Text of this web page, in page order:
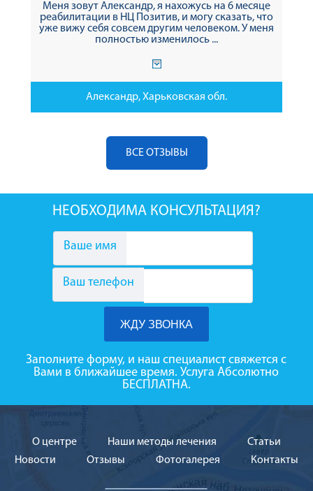
Меня зовут Александр, я нахожусь на 6 месяце
реабилитации в НЦ Позитив, и могу сказать, что
уже вижу себя совсем другим человеком. У меня
полностью изменилось ...
Александр, Харьковская обл.
ВСЕ ОТЗЫВЫ
НЕОБХОДИМА КОНСУЛЬТАЦИЯ?
Ваше имя
Ваш телефон
Заполните форму, и наш специалист свяжется с
Вами в ближайшее время. Услуга Абсолютно
БЕСПЛАТНА.
О центре Наши методы лечения
Cтатьи
Новости
Отзывы Фотогалерея Контакты